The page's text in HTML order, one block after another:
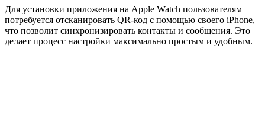
Для установки приложения на Apple Watch пользователям
потребуется отсканировать QR-код с помощью своего iPhone,
что позволит синхронизировать контакты и сообщения. Это
делает процесс настройки максимально простым и удобным.